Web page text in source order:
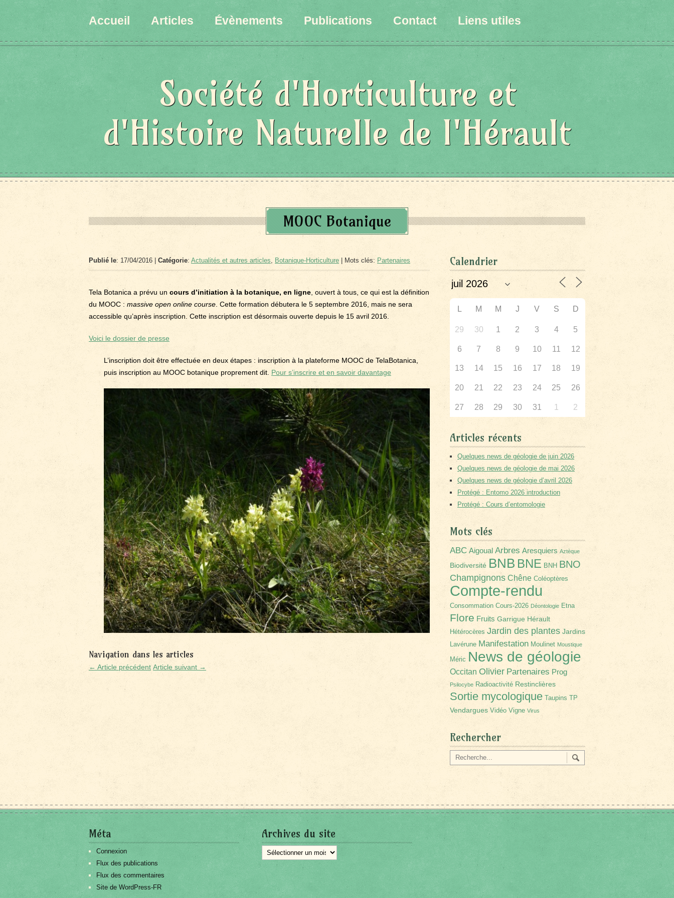
Accueil Articles Évènements Publications Contact Liens utiles
Société d'Horticulture et
d'Histoire Naturelle de l'Hérault
MOOC Botanique
Publié le: 17/04/2016 | Catégorie: Actualités et autres articles, Botanique-Horticulture | Mots clés: Partenaires
Tela Botanica a prévu un cours d’initiation à la botanique, en ligne , ouvert à tous, ce qui est la définition
du MOOC : massive open online course . Cette formation débutera le 5 septembre 2016, mais ne sera
accessible qu’après inscription. Cette inscription est désormais ouverte depuis le 15 avril 2016.
Voici le dossier de presse
L’inscription doit être effectuée en deux étapes : inscription à la plateforme MOOC de TelaBotanica,
puis inscription au MOOC botanique proprement dit. Pour s’inscrire et en savoir davantage
Navigation dans les articles
← Article précédent Article suivant →
Calendrier
L M M J V S D
29 30 1 2 3 4 5
6 7 8 9 10 11 12
13 14 15 16 17 18 19
20 21 22 23 24 25 26
27 28 29 30 31 1 2
Articles récents
Quelques news de géologie de juin 2026
Quelques news de géologie de mai 2026
Quelques news de géologie d’avril 2026
Protégé : Entomo 2026 introduction
Protégé : Cours d’entomologie
Mots clés
ABC Aigoual Arbres Aresquiers Aztèque
Biodiversité BNB BNE BNH BNO
Champignons Chêne Coléoptères
Compte-rendu
Consommation Cours-2026 Déontologie Etna
Flore Fruits Garrigue Hérault
Hétérocères Jardin des plantes Jardins
Lavérune Manifestation Moulinet Moustique
Méric News de géologie
Occitan Olivier Partenaires Prog
Psilocybe Radioactivité Restinclières
Sortie mycologique Taupins TP
Vendargues Vidéo Vigne Virus
Rechercher
Méta
Connexion
Flux des publications
Flux des commentaires
Site de WordPress-FR
Archives du site
Archives
du